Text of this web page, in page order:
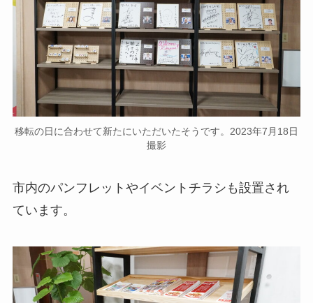
移転の日に合わせて新たにいただいたそうです。2023年7月18日
撮影
市内のパンフレットやイベントチラシも設置され
ています。